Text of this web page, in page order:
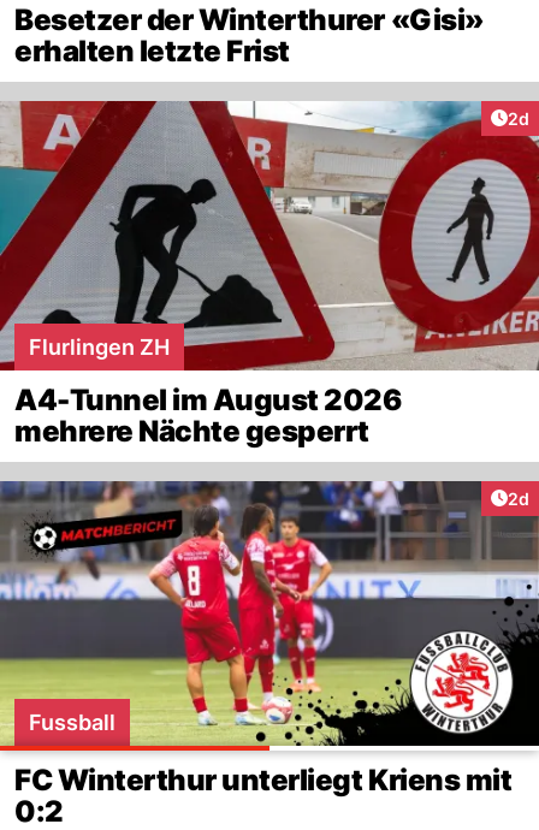
Besetzer der Winterthurer «Gisi»
erhalten letzte Frist
2d
Flurlingen ZH
A4-Tunnel im August 2026
mehrere Nächte gesperrt
2d
Fussball
FC Winterthur unterliegt Kriens mit
0:2